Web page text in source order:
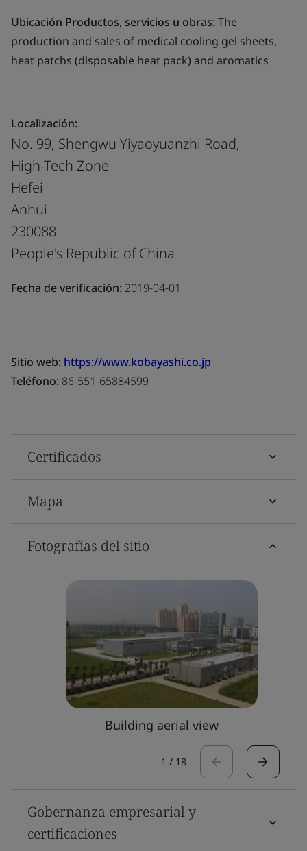
Ubicación Productos, servicios u obras:The
production and sales of medical cooling gel sheets,
heat patchs (disposable heat pack) and aromatics
Localización:
No. 99, Shengwu Yiyaoyuanzhi Road,
High-Tech Zone
Hefei
Anhui
230088
People's Republic of China
Fecha de verificación: 2019-04-01
Sitio web: https://www.kobayashi.co.jp
Teléfono: 86-551-65884599
Certificados
Mapa
Fotografías del sitio
Building aerial view
1 / 18
Gobernanza empresarial y
certificaciones